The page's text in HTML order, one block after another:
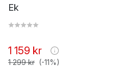
Ek
1 159 kr
1 299 kr (-11%)